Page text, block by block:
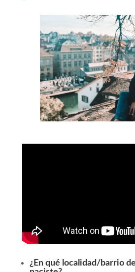
¿En qué localidad/barrio